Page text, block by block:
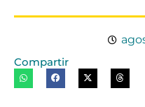
Compartir